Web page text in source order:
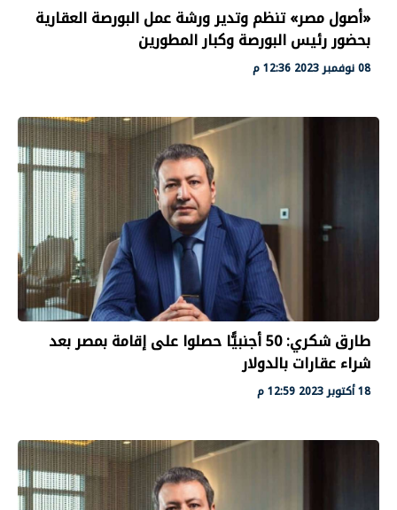
«أصول مصر» تنظم وتدير ورشة عمل البورصة العقارية
بحضور رئيس البورصة وكبار المطورين
08 نوفمبر 2023 12:36 م
طارق شكري: 50 أجنبيًّا حصلوا على إقامة بمصر بعد
شراء عقارات بالدولار
18 أكتوبر 2023 12:59 م